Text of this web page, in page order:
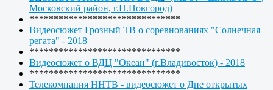
Московский район, г.Н.Новгород)
*******************************
Видеосюжет Грозный ТВ о соревнованиях "Солнечная
регата" - 2018
*******************************
Видеосюжет о ВДЦ "Океан" (г.Владивосток) - 2018
*******************************
Телекомпания ННТВ - видеосюжет о Дне открытых